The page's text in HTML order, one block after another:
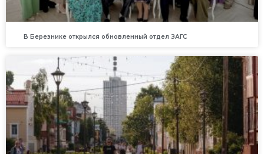
В Березнике открылся обновленный отдел ЗАГС